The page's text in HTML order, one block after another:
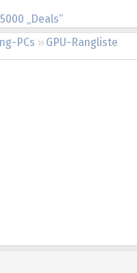
„Deals“
PCs
GPU-Rangliste